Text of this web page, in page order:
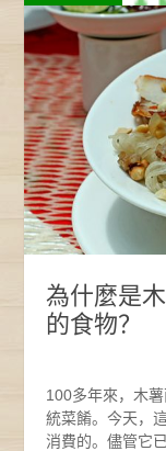
為什麼是
的食物？
100多年來，木
統菜餚。今天，
消費的。儘管它